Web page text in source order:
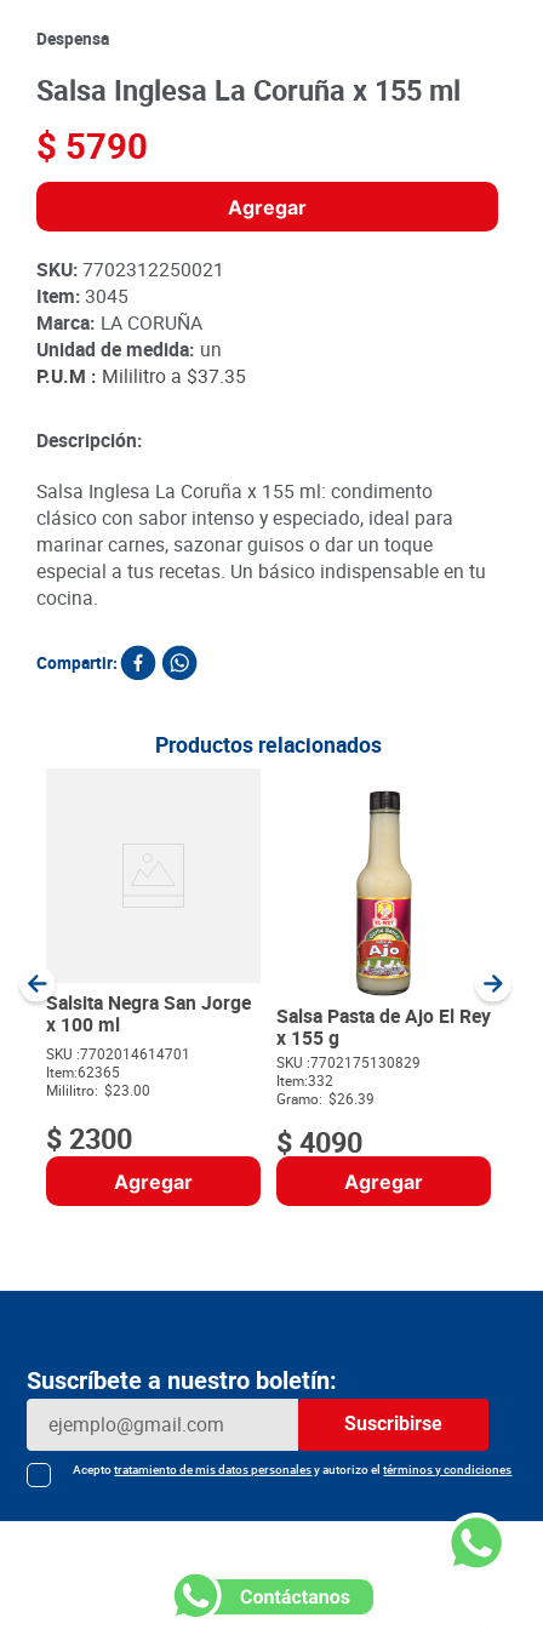
9.
queso
10. papa
Despensa
Salsa Inglesa La Coruña x 155 ml
$ 5790
Agregar
SKU:7702312250021
Item:3045
Marca: LA CORUÑA
Unidad de medida: un
P.U.M : Mililitro a $37.35
Descripción:
Salsa Inglesa La Coruña x 155 ml: condimento
clásico con sabor intenso y especiado, ideal para
marinar carnes, sazonar guisos o dar un toque
especial a tus recetas. Un básico indispensable en tu
cocina.
Compartir:
Productos relacionados
Salsita Negra San Jorge
x 100 ml
SKU :7702014614701
Item:62365
Mililitro: $23.00
$ 2300
Agregar
Salsa Pasta de Ajo El Rey
x 155 g
SKU :7702175130829
Item:332
Gramo: $26.39
$4090
Agregar
Suscríbete a nuestro boletín:
Suscribirse
Aceptotratamiento de mis datos personalesy autorizo eltérminos y condiciones